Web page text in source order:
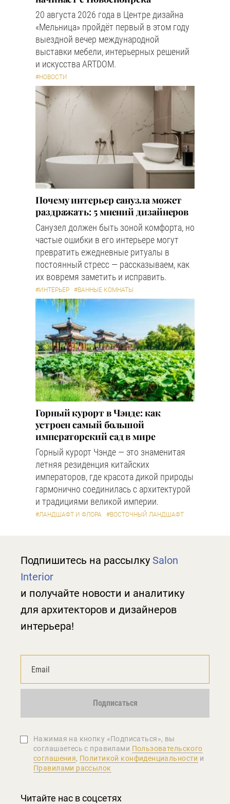
20 августа 2026 года в Центре дизайна
«Мельница» пройдёт первый в этом году
выездной вечер международной
выставки мебели, интерьерных решений
и искусства ARTDOM.
#НОВОСТИ
Почему интерьер санузла может
раздражать: 5 мнений дизайнеров
Санузел должен быть зоной комфорта, но
частые ошибки в его интерьере могут
превратить ежедневные ритуалы в
постоянный стресс — рассказываем, как
их вовремя заметить и исправить.
#ИНТЕРЬЕР #ВАННЫЕ КОМНАТЫ
Горный курорт в Чэнде: как
устроен самый большой
императорский сад в мире
Горный курорт Чэнде — это знаменитая
летняя резиденция китайских
императоров, где красота дикой природы
гармонично соединилась с архитектурой
и традициями великой империи.
#ЛАНДШАФТ И ФЛОРА #ВОСТОЧНЫЙ ЛАНДШАФТ
Подпишитесь на рассылку Salon
Interior
и получайте новости и аналитику
для архитекторов и дизайнеров
интерьера!
Подписаться
Нажимая на кнопку «Подписаться», вы
соглашаетеcь с правилами Пользовательского
соглашения, Политикой конфиденциальности и
Правилами рассылок
Читайте нас в соцсетях